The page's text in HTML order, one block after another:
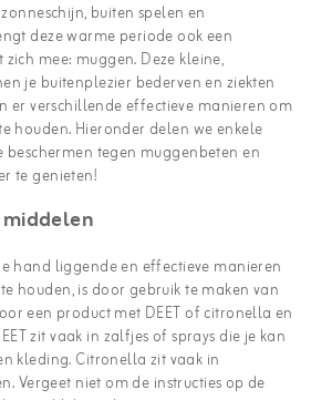
buiten spelen en
deze warme periode ook een
mee: muggen. Deze kleine,
je buitenplezier bederven en ziekten
er verschillende effectieve manieren om
houden. Hieronder delen we enkele
tegen muggenbeten en
te genieten!
hand liggende en effectieve manieren
houden, is door gebruik te maken van
een product met DEET of citronella en
zit vaak in zalfjes of sprays die je kan
kleding. Citronella zit vaak in
Vergeet niet om de instructies op de